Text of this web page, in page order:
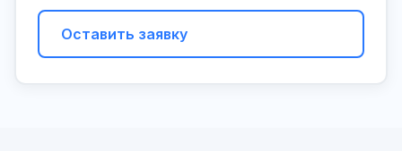
Оставить заявку